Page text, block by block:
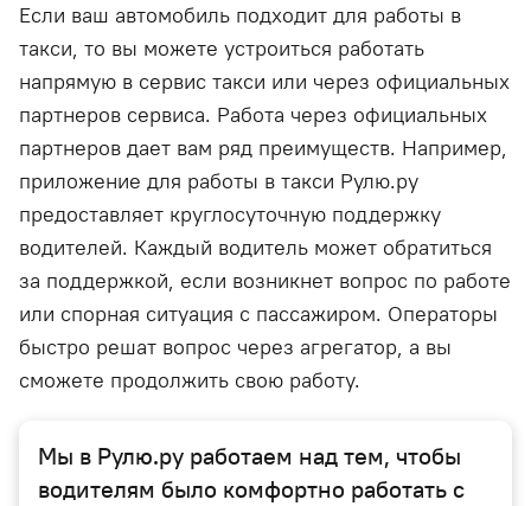
Если ваш автомобиль подходит для работы в
такси, то вы можете устроиться работать
напрямую в сервис такси или через официальных
партнеров сервиса. Работа через официальных
партнеров дает вам ряд преимуществ. Например,
приложение для работы в такси Рулю.ру
предоставляет круглосуточную поддержку
водителей. Каждый водитель может обратиться
за поддержкой, если возникнет вопрос по работе
или спорная ситуация с пассажиром. Операторы
быстро решат вопрос через агрегатор, а вы
сможете продолжить свою работу.
Мы в Рулю.ру работаем над тем, чтобы
водителям было комфортно работать с